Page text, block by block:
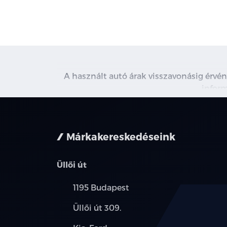
A használt autó árak visszavonásig
Márkakereskedéseink
Üllői út
Település:
1195 Budapest
Cím:
Üllői út 309.